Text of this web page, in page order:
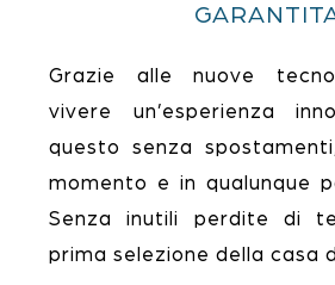
Grazie alle nuove
vivere un’esperienza
questo senza
momento e in qualunque
Senza inutili perdite di
prima selezione della casa